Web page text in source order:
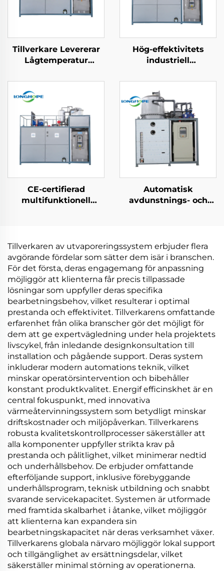
Tillverkare Levererar
Lågtemperatur
Avfallsvattenkoncentration
Kristalliseringselement
Hög-effektivitets
industriell
för koncentration av
vätska vid låg
temperatur,
evaporerings- och
CE-certifierad
multifunktionell
koncentrering
kristalliseringsmaskin
Automatisk
avdunstnings- och
deponifukt
Tillverkaren av utvaporeringssystem erbjuder flera
avgörande fördelar som sätter dem isär i branschen.
För det första, deras engagemang för anpassning
möjliggör att klienterna får precis tillpassade
lösningar som uppfyller deras specifika
bearbetningsbehov, vilket resulterar i optimal
prestanda och effektivitet. Tillverkarens omfattande
erfarenhet från olika branscher gör det möjligt för
dem att ge expertvägledning under hela projektets
livscykel, från inledande designkonsultation till
installation och pågående support. Deras system
inkluderar modern automations teknik, vilket
minskar operatörsintervention och bibehåller
konstant produktkvalitet. Energif efficinskhet är en
central fokuspunkt, med innovativa
värmeåtervinningssystem som betydligt minskar
driftskostnader och miljöpåverkan. Tillverkarens
robusta kvalitetskontrollprocesser säkerställer att
alla komponenter uppfyller strikta krav på
prestanda och pålitlighet, vilket minimerar nedtid
och underhållsbehov. De erbjuder omfattande
efterföljande support, inklusive förebyggande
underhållsprogram, teknisk utbildning och snabbt
svarande servicekapacitet. Systemen är utformade
med framtida skalbarhet i åtanke, vilket möjliggör
att klienterna kan expandera sin
bearbetningskapacitet när deras verksamhet växer.
Tillverkarens globala närvaro möjliggör lokal support
och tillgänglighet av ersättningsdelar, vilket
säkerställer minimal störning av operationerna.